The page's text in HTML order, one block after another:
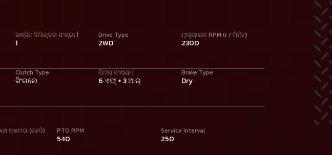
ଇଞ୍ଜିନ ସିଲିଣ୍ଡର ସଂଖ୍ୟା |
1
Drive Type
2WD
ମୂଲ୍ୟାୟନ RPM (r / ମିନିଟ୍)
2300
Clutch Type
ସିଂଗଲେ
ଗିଅର୍ ସଂଖ୍ୟା |
6 ଏଫ୍ + 3 ଆର୍
Brake Type
Dry
କ୍ଷମତା (କେଜି) PTO RPM
540
Service Interval
250